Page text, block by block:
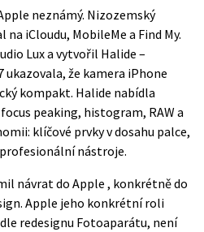
neznámý. Nizozemský
iCloudu, MobileMe a Find My.
Lux a vytvořil Halide –
že kamera iPhone
kompakt. Halide nabídla
peaking, histogram, RAW a
klíčové prvky v dosahu palce,
nástroje.
návrat do Apple , konkrétně do
Apple jeho konkrétní roli
redesignu Fotoaparátu, není